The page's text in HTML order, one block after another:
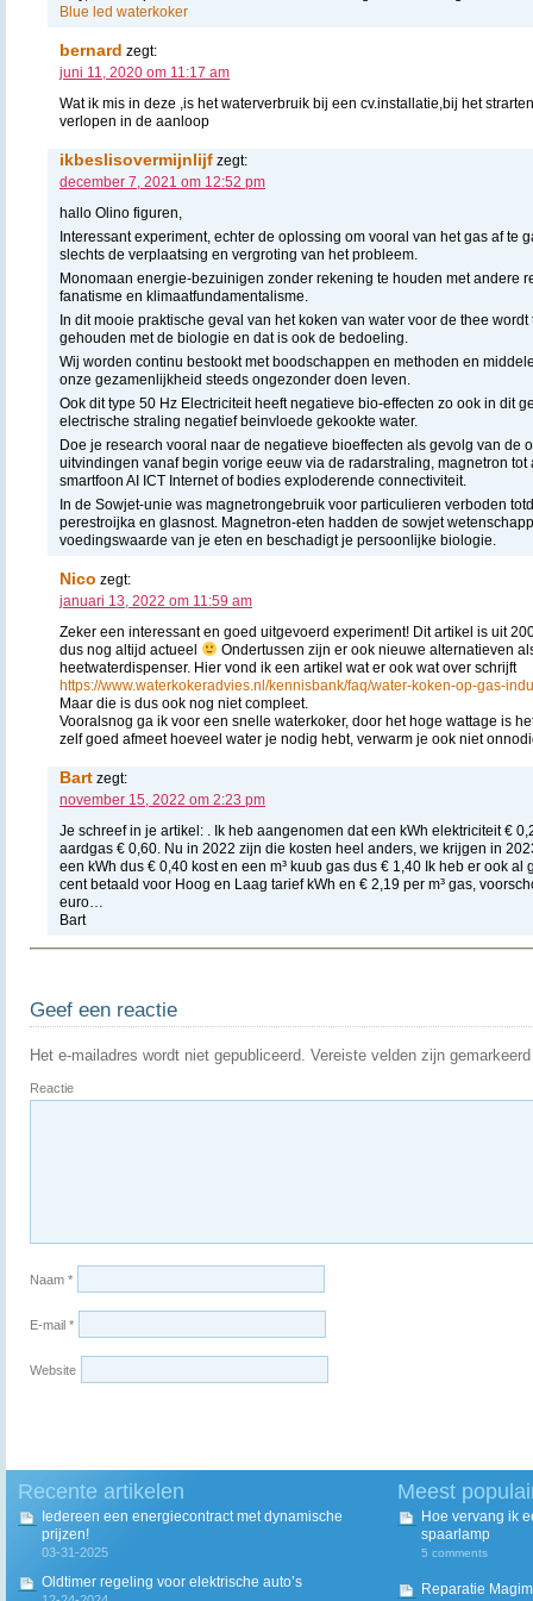
Blue led waterkoker
bernard zegt:
juni 11, 2020 om 11:17 am
Wat ik mis in deze ,is het waterverbruik bij een cv.installatie,bij het
verlopen in de aanloop
ikbeslisovermijnlijf zegt:
december 7, 2021 om 12:52 pm
hallo Olino figuren,
Interessant experiment, echter de oplossing om vooral van het gas af te
slechts de verplaatsing en vergroting van het probleem.
Monomaan energie-bezuinigen zonder rekening te houden met andere
fanatisme en klimaatfundamentalisme.
In dit mooie praktische geval van het koken van water voor de thee
gehouden met de biologie en dat is ook de bedoeling.
Wij worden continu bestookt met boodschappen en methoden en
onze gezamenlijkheid steeds ongezonder doen leven.
Ook dit type 50 Hz Electriciteit heeft negatieve bio-effecten zo ook in dit
electrische straling negatief beinvloede gekookte water.
Doe je research vooral naar de negatieve bioeffecten als gevolg van de
uitvindingen vanaf begin vorige eeuw via de radarstraling, magnetron
smartfoon AI ICT Internet of bodies exploderende connectiviteit.
In de Sowjet-unie was magnetrongebruik voor particulieren verboden
perestroijka en glasnost. Magnetron-eten hadden de sowjet
voedingswaarde van je eten en beschadigt je persoonlijke biologie.
Nico zegt:
januari 13, 2022 om 11:59 am
Zeker een interessant en goed uitgevoerd experiment! Dit artikel is uit
dus nog altijd actueel
Ondertussen zijn er ook nieuwe alternatieven
heetwaterdispenser. Hier vond ik een artikel wat er ook wat over schrijft
https://www.waterkokeradvies.nl/kennisbank/faq/water-koken-op-gas-
Maar die is dus ook nog niet compleet.
Vooralsnog ga ik voor een snelle waterkoker, door het hoge wattage is
zelf goed afmeet hoeveel water je nodig hebt, verwarm je ook niet
Bart zegt:
november 15, 2022 om 2:23 pm
Je schreef in je artikel: . Ik heb aangenomen dat een kWh elektriciteit €
aardgas € 0,60. Nu in 2022 zijn die kosten heel anders, we krijgen in
een kWh dus € 0,40 kost en een m³ kuub gas dus € 1,40 Ik heb er ook
cent betaald voor Hoog en Laag tarief kWh en € 2,19 per m³ gas,
euro…
Bart
Geef een reactie
Het e-mailadres wordt niet gepubliceerd. Vereiste velden zijn
Reactie
Naam *
E-mail *
Website
Recente artikelen
Iedereen een energiecontract met dynamische
prijzen!
03-31-2025
Oldtimer regeling voor elektrische auto’s
Meest
Hoe vervang ik
spaarlamp
5 comments
Reparatie